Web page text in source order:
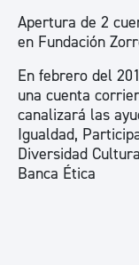
Apertura de 2
en Fundación
En febrero del
una cuenta
canalizará las
Igualdad,
Diversidad
Banca Ética